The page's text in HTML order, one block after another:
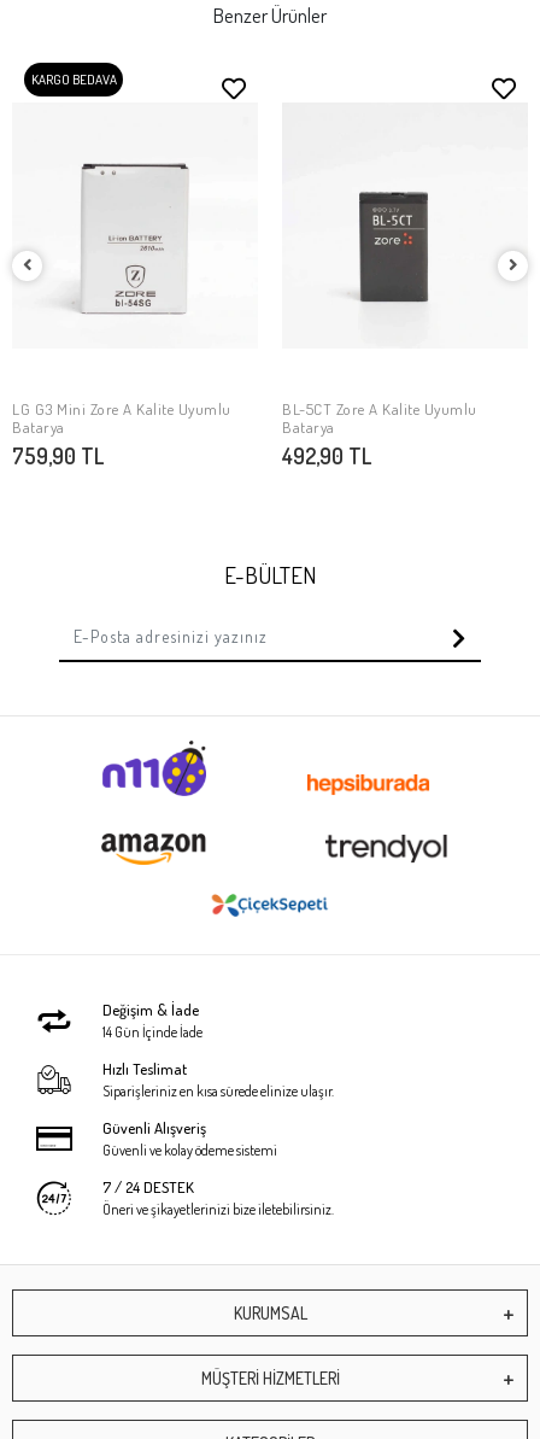
Benzer Ürünler
KARGO BEDAVA
SEPETE EKLE
LG G3 Mini Zore A Kalite Uyumlu
Batarya
759,90 TL
SEPETE EKLE
BL-5CT Zore A Kalite Uyumlu
Batarya
492,90 TL
E-BÜLTEN
Değişim & İade
14 Gün İçinde İade
Hızlı Teslimat
Siparişleriniz en kısa sürede elinize ulaşır.
Güvenli Alışveriş
Güvenli ve kolay ödeme sistemi
7 / 24 DESTEK
Öneri ve şikayetlerinizi bize iletebilirsiniz.
KURUMSAL
MÜŞTERİ HİZMETLERİ